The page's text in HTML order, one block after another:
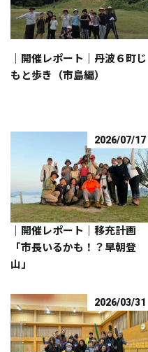
｜開催レポート｜丹波６町じ
もと歩き（市島編）
2026/07/17
｜開催レポート｜移充計画
「市長いるかも！？早朝登
山」
2026/03/31